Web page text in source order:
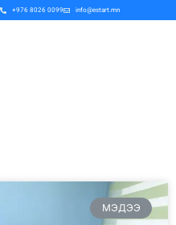
+976 8026 0099 info@estart.mn
МЭДЭЭ